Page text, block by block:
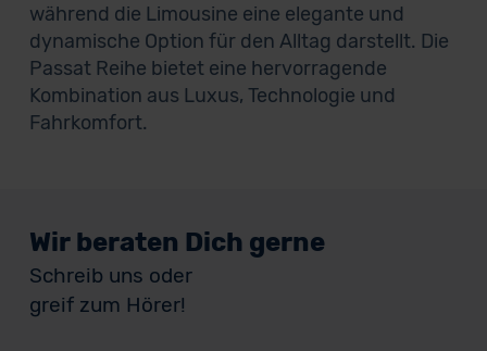
während die Limousine eine elegante und
dynamische Option für den Alltag darstellt. Die
Passat Reihe bietet eine hervorragende
Kombination aus Luxus, Technologie und
Fahrkomfort.
Wir beraten Dich gerne
Schreib uns oder
greif zum Hörer!